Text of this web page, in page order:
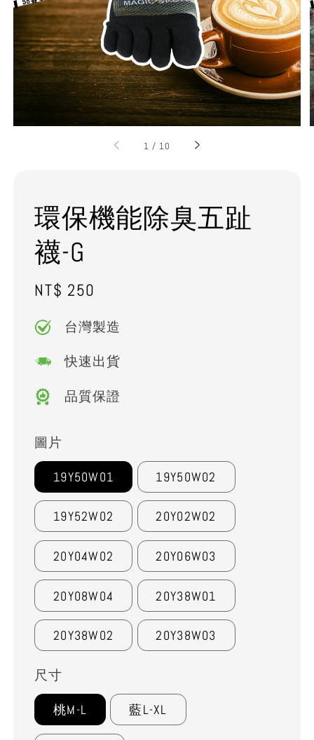
1 / 10
環保機能除臭五趾
襪-G
Regular
NT$ 250
台灣製造
快速出貨
品質保證
圖片
19Y50W01 19Y50W02
19Y52W02 20Y02W02
20Y04W02 20Y06W03
20Y08W04 20Y38W01
20Y38W02 20Y38W03
尺寸
桃M-L 藍L-XL